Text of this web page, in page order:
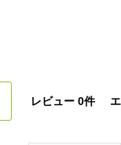
レビュー 0件